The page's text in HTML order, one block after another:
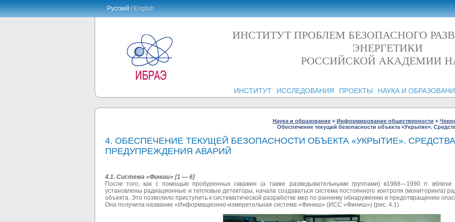
Русский /English
ИНСТИТУТ ПРОБЛЕМ БЕЗОПАСНОГО
ЭНЕРГЕТИКИ
РОССИЙСКОЙ АКАДЕМИИ
ИНСТИТУТ ИССЛЕДОВАНИЯ ПРОЕКТЫ НАУКА И
Наука и образование » Информирование общественности »
Обеспечение текущей безопасности объекта «Укрытие».
4. ОБЕСПЕЧЕНИЕ ТЕКУЩЕЙ БЕЗОПАСНОСТИ ОБЪЕКТА «УКРЫТИЕ».
ПРЕДУПРЕЖДЕНИЯ АВАРИЙ
4.1. Система «Финиш» [1 — 6]
После того, как с помощью пробуренных скважин (а также разведывательными группами) в1988—1990 гг.
установлены радиационные и тепловые детекторы, начала создаваться система постоянного контроля (мониторинга)
объекта. Это позволило приступить к систематической разработке мер по раннему обнаружению и предотвращению
Она получила название «Информационно-измерительная система «Финиш» (ИСС «Финиш») (рис. 4.1).